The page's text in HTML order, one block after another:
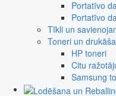
Portatīvo
Portatīvo
Tīkli un
Toneri un
HP toneri
Citu
Samsung